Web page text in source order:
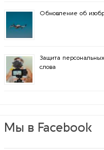
Обновление об
Защита
слова
Мы в Facebook